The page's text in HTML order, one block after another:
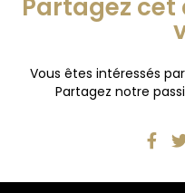
Partagez
Vous êtes intéressés
Partagez notre